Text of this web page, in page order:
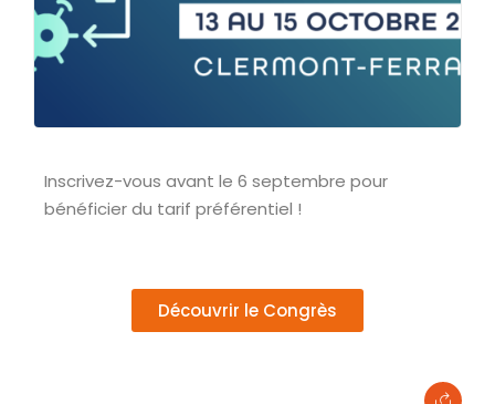
Inscrivez-vous avant le 6 septembre pour
bénéficier du tarif préférentiel !
Découvrir le Congrès